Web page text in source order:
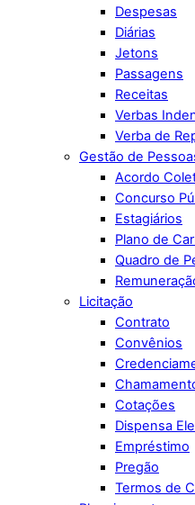
Despesas
Diárias
Jetons
Passagens
Receitas
Verbas
Verba de
Gestão de
Acordo
Concurso
Estagiários
Plano de
Quadro de
Licitação
Contrato
Convênios
Cotações
Dispensa
Empréstimo
Pregão
Termos de